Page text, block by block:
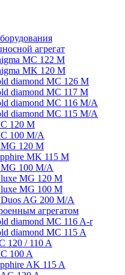
агрегат
MC 122 M
MK 120 M
diamond MC 126 M
diamond MC 117 M
diamond MC 116 M/A
diamond MC 115 M/A
120 M
100 M/A
120 M
MK 115 M
100 M/А
MG 120 M
MG 100 M
AG 200 M/A
агрегатом
diamond MC 116 A-r
diamond MC 115 A
120 / 110 A
100 A
AK 115 A